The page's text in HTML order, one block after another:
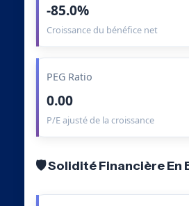
-85.0%
Croissance du bénéfice net
PEG Ratio
0.00
P/E ajusté de la croissance
🛡️ Solidité Financière En